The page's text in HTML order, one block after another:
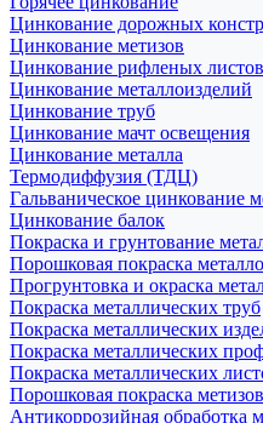
Цинкование дорожных
Цинкование метизов
Цинкование рифленых
Цинкование металлоизделий
Цинкование труб
Цинкование мачт освещения
Цинкование металла
Термодиффузия (ТДЦ)
Гальваническое цинкование
Цинкование балок
Покраска и грунтование
Порошковая покраска
Прогрунтовка и окраска
Покраска металлических труб
Покраска металлических
Покраска металлических
Покраска металлических
Порошковая покраска метизов
Антикоррозийная обработка